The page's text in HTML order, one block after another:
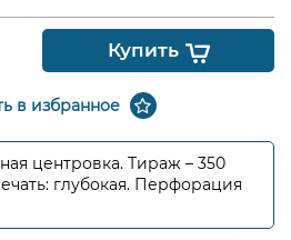
Купить
в избранное
центровка. Тираж – 350
глубокая. Перфорация